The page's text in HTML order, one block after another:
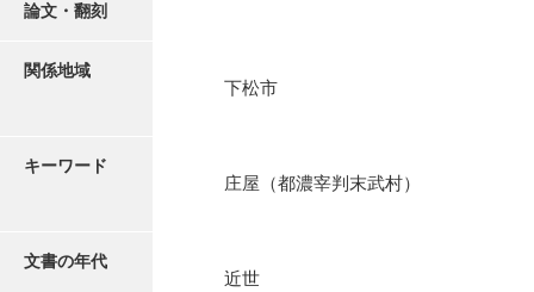
論文・翻刻
関係地域
下松市
キーワード
庄屋（都濃宰判末武村）
文書の年代
近世